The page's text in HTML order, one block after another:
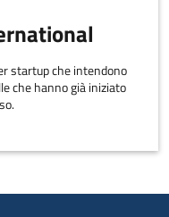
startup che intendono
che hanno già iniziato